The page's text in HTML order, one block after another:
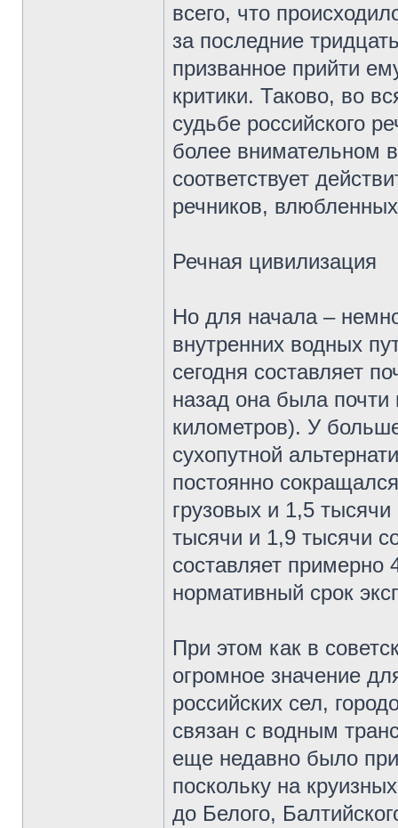
всего, что
за последние
призванное прийти
критики. Таково, во
судьбе российского
более внимательном
соответствует
речников,
Речная цивилизация
Но для начала –
внутренних водных
сегодня составляет
назад она была почти
километров). У
сухопутной
постоянно
грузовых и 1,5
тысячи и 1,9 тысячи
составляет
нормативный срок
При этом как в
огромное значение
российских сел,
связан с водным
еще недавно было
поскольку на
до Белого,